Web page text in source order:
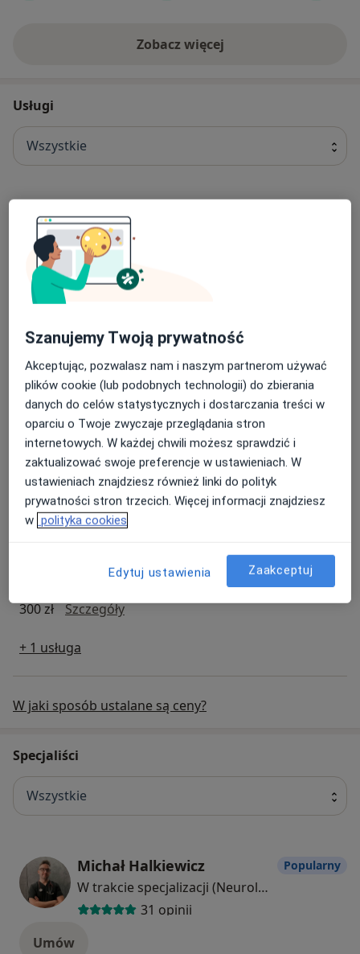
Zobacz więcej
Usługi
Wszystkie
Konsultacja neurologiczna
Od 200 zł
Szczegóły
Umów
Konsultacja pod kątem leczenia brachyterapią
Umów
Konsultacja gastrologiczna
Szczegółykonsultacja gastrologiczna
Konsultacja internistyczna
300 zł
Szczegółykonsultacja neurochirurgiczna
+ 1 usługa
W jaki sposób ustalane są ceny?
Specjaliści
Wszystkie
Michał Halkiewicz
W trakcie specjalizacji (Neurolog)
31 opinii
Popularny
Umów
Szanujemy Twoją prywatność
Akceptując, pozwalasz nam i naszym partnerom używać
plików cookie (lub podobnych technologii) do zbierania
danych do celów statystycznych i dostarczania treści w
oparciu o Twoje zwyczaje przeglądania stron
internetowych. W każdej chwili możesz sprawdzić i
zaktualizować swoje preferencje w ustawieniach. W
ustawieniach znajdziesz również linki do polityk
prywatności stron trzecich. Więcej informacji znajdziesz
w polityka cookies
Edytuj ustawienia Zaakceptuj